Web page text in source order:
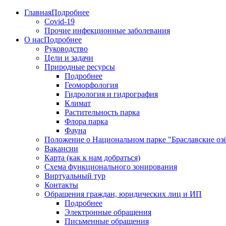
ГлавнаяПодробнее
Covid-19
Прочие инфекционные заболевания
О насПодробнее
Руководство
Цели и задачи
Природные ресурсы
Подробнее
Геоморфология
Гидрология и гидрография
Климат
Растительность парка
Флора парка
Фауна
Положение о Национальном парке "Браславские
Вакансии
Карта (как к нам добраться)
Схема функционального зонирования
Виртуальный тур
Контакты
Обращения граждан, юридических лиц и ИП
Подробнее
Электронные обращения
Письменные обращения